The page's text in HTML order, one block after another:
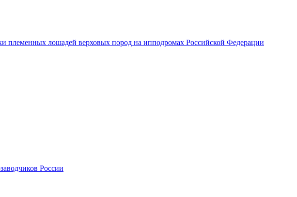
племенных лошадей верховых пород на ипподромах Российской Федерации
России